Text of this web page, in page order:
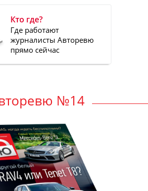
Кто где?
Где работают
журналисты Авторевю
прямо сейчас
№14